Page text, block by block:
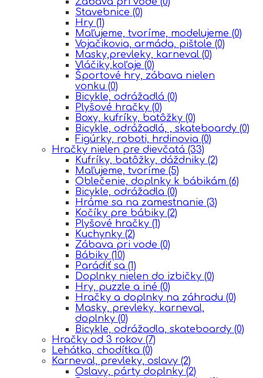
Stavebnice (0)
Hry (1)
Maľujeme, tvoríme, modelujeme (0)
Vojačikovia, armáda, pištole (0)
Masky,prevleky, karneval (0)
Vláčiky,koľaje (0)
Športové hry, zábava nielen
vonku (0)
Bicykle, odrážadlá (0)
Plyšové hračky (0)
Boxy, kufríky, batôžky (0)
Bicykle, odrážadlá, , skateboardy (0)
Figúrky, roboti, hrdinovia (0)
Hračky nielen pre dievčatá (33)
Kufríky, batôžky, dáždniky (2)
Maľujeme, tvoríme (5)
Oblečenie, doplnky k bábikám (6)
Bicykle, odrážadla (0)
Hráme sa na zamestnanie (3)
Kočíky pre bábiky (2)
Plyšové hračky (1)
Kuchynky (2)
Zábava pri vode (0)
Bábiky (10)
Parádiť sa (1)
Doplnky nielen do izbičky (0)
Hry, puzzle a iné (0)
Hračky a doplnky na záhradu (0)
Masky, prevleky, karneval,
doplnky (0)
Bicykle, odrážadla, skateboardy (0)
Hračky od 3 rokov (7)
Lehátka, chodítka (0)
Karneval, prevleky, oslavy (2)
Oslavy, párty doplnky (2)